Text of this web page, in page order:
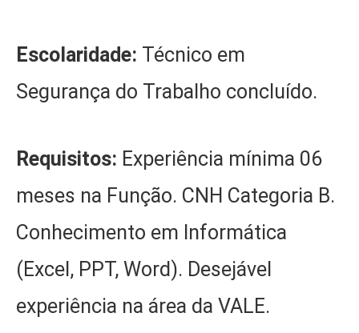
Escolaridade: Técnico em
Segurança do Trabalho concluído.
Requisitos: Experiência mínima 06
meses na Função. CNH Categoria B.
Conhecimento em Informática
(Excel, PPT, Word). Desejável
experiência na área da VALE.